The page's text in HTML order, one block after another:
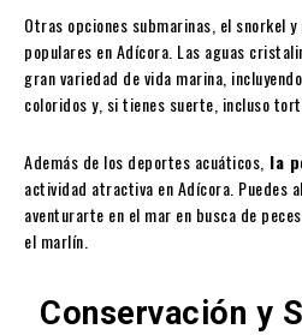
Otras opciones submarinas, el snorkel
populares en Adícora. Las aguas
gran variedad de vida marina,
coloridos y, si tienes suerte, incluso
Además de los deportes acuáticos, la
actividad atractiva en Adícora. Puedes
aventurarte en el mar en busca de
el marlín.
Conservación y